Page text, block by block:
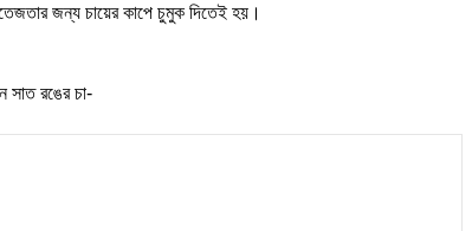
জন্য চায়ের কাপে চুমুক দিতেই হয়।
সাত রঙের চা-